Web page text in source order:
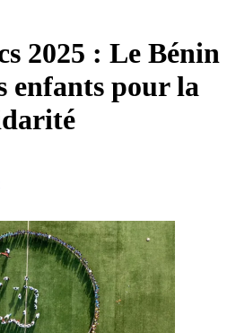
2025 : Le Bénin
enfants pour la